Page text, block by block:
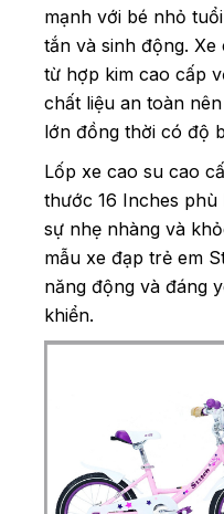
mạnh với bé nhỏ
tắn và sinh động.
từ hợp kim cao cấp
chất liệu an toàn
lớn đồng thời có độ
Lốp xe cao su cao
thước 16 Inches
sự nhẹ nhàng và
mẫu xe đạp trẻ em
năng động và đáng
khiển.